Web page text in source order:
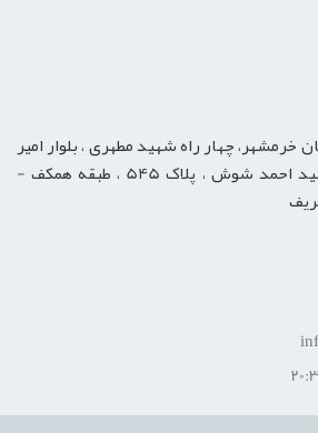
چهار راه شهید مطهری ، بلوار امیر
کبیر، نبش کوچه شهید احمد شوش ، پلاک 545 ، طبقه همکف -